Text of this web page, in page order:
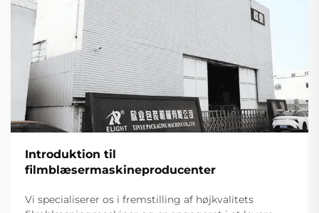
Introduktion til
filmblæsermaskineproducenter
Vi specialiserer os i fremstilling af højkvalitets